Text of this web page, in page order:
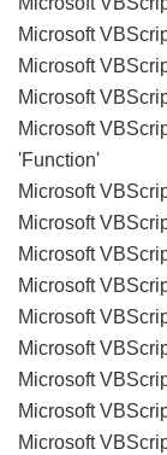
Microsoft
Microsoft
Microsoft
Microsoft
'Function'
Microsoft
Microsoft
Microsoft
Microsoft
Microsoft
Microsoft
Microsoft
Microsoft
Microsoft